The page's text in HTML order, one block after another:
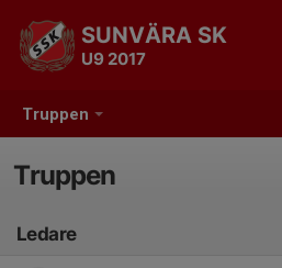
Truppen
SUNVÄRA SK
U9 2017
Truppen
Ledare